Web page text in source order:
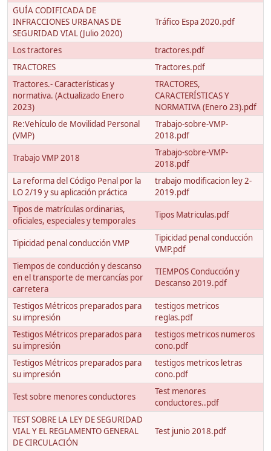
GUÍA CODIFICADA DE
INFRACCIONES URBANAS DE
SEGURIDAD VIAL (Julio 2020)
Tráfico Espa 2020.pdf
Los tractores
tractores.pdf
TRACTORES
Tractores.pdf
Tractores.- Características y
normativa. (Actualizado Enero
2023)
TRACTORES,
CARACTERÍSTICAS Y
NORMATIVA (Enero 23).pdf
Re:Vehículo de Movilidad Personal
(VMP)
Trabajo-sobre-VMP-
2018.pdf
Trabajo VMP 2018
Trabajo-sobre-VMP-
2018.pdf
La reforma del Código Penal por la
LO 2/19 y su aplicación práctica
trabajo modificacion ley 2-
2019.pdf
Tipos de matrículas ordinarias,
oficiales, especiales y temporales
Tipos Matriculas.pdf
Tipicidad penal conducción VMP
Tipicidad penal conducción
VMP.pdf
Tiempos de conducción y descanso
en el transporte de mercancías por
carretera
TIEMPOS Conducción y
Descanso 2019.pdf
Testigos Métricos preparados para
su impresión
testigos metricos
reglas.pdf
Testigos Métricos preparados para
su impresión
testigos metricos numeros
cono.pdf
Testigos Métricos preparados para
su impresión
testigos metricos letras
cono.pdf
Test sobre menores conductores
Test menores
conductores..pdf
TEST SOBRE LA LEY DE SEGURIDAD
VIAL Y EL REGLAMENTO GENERAL
DE CIRCULACIÓN
Test junio 2018.pdf